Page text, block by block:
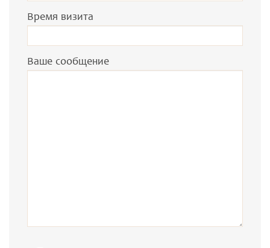
Время визита
Ваше сообщение